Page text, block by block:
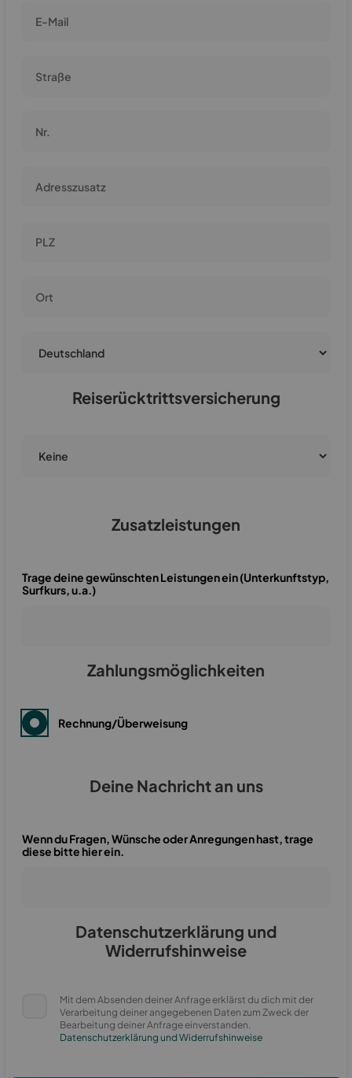
Reiserücktrittsversicherung
Zusatzleistungen
Trage deine gewünschten Leistungen ein (Unterkunftstyp,
Surfkurs, u.a.)
Zahlungsmöglichkeiten
Rechnung/Überweisung
Deine Nachricht an uns
Wenn du Fragen, Wünsche oder Anregungen hast, trage
diese bitte hier ein.
Datenschutzerklärung und
Widerrufshinweise
Mit dem Absenden deiner Anfrage erklärst du dich mit der
Verarbeitung deiner angegebenen Daten zum Zweck der
Bearbeitung deiner Anfrage einverstanden.
Datenschutzerklärung und Widerrufshinweise